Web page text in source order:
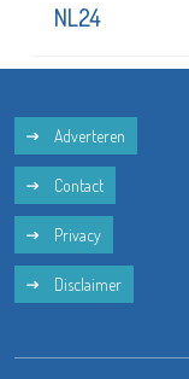
NL24
Adverteren
Contact
Privacy
Disclaimer